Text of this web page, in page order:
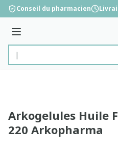
Aller au contenu
Conseil du pharmacien
Menu
Rechercher
Arkogelules Huile
220 Arkopharma